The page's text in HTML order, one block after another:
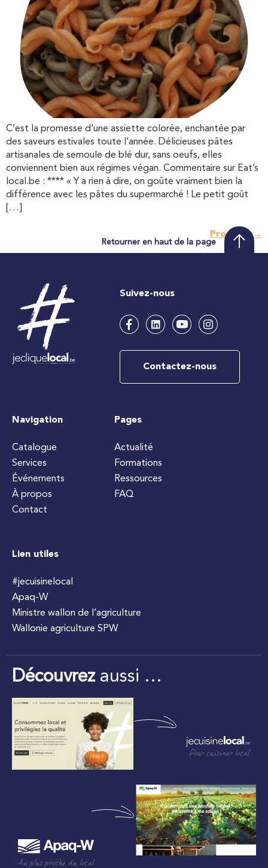
C’est la promesse d’une assiette colorée, enchantée par
des saveurs estivales toute l’année. Délicieuses pâtes
artisanales de semoule de blé dur, sans oeufs, elles
conviennent bien aux régimes végan. Commentaire sur Eat’s
local.be : **** « Y a rien à dire, on goûte vraiment bien la
différence avec les pâtes du supermarché ! Le petit goût
[…]
Prochain→
Retourner en haut de la page
Suivez-nous
Contactez-nous
Navigation
Catalogue
Services
Événements
À propos
Contact
Pages
Actualité
Formations
Ressources
FAQ
Lien utiles
#jecuisinelocal
Apaq-W
Ministre wallon de l’agriculture
Wallonie agriculture SPW
Découvrezaussi …
Pour cuisiner local
Au plus proche du local